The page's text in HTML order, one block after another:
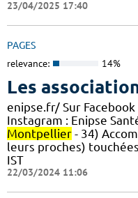
23/04/2025 17:40
PAGES
relevance: 14%
Les
enipse.fr/ Sur
Instagram : Enipse
Montpellier - 34)
leurs proches)
IST
22/03/2024 11:06